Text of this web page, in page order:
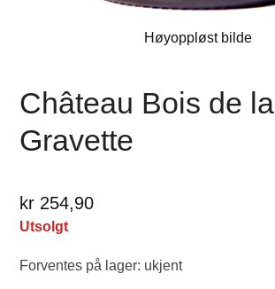
Høyoppløst bilde
Château Bois de la
Gravette
kr 254,90
Utsolgt
Forventes på lager: ukjent